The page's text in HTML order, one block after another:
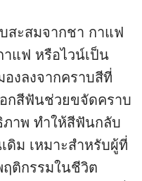
สะสมจากชา กาแฟ
แฟ หรือไวน์เป็น
งลงจากคราบสีที่
กสีฟันช่วยขจัดคราบ
ภาพ ทำให้สีฟันกลับ
ดิม เหมาะสำหรับผู้ที่
ฤติกรรมในชีวิต